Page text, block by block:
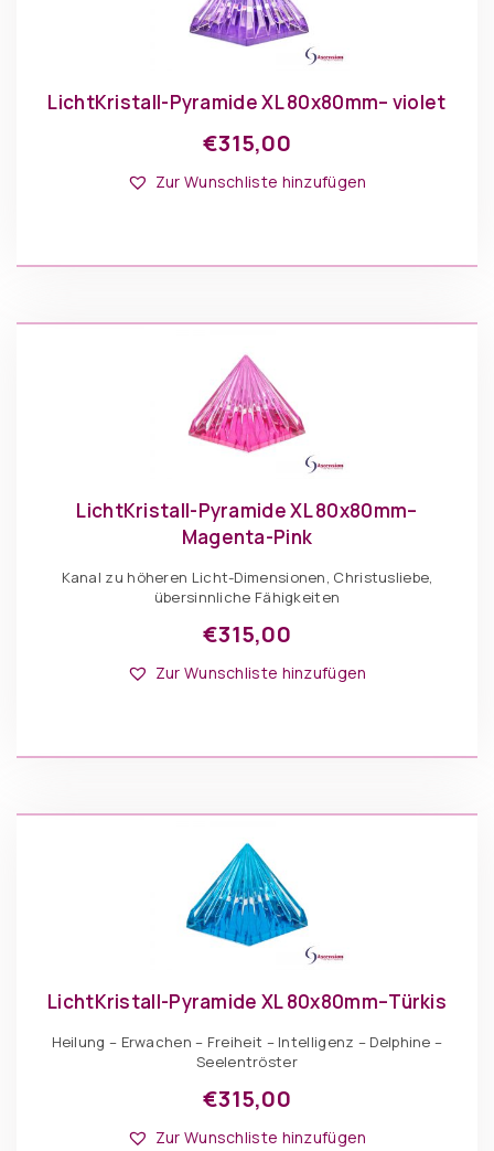
LichtKristall-Pyramide XL 80x80mm– violet
€315,00
Zur Wunschliste hinzufügen
LichtKristall-Pyramide XL 80x80mm–
Magenta-Pink
Kanal zu höheren Licht-Dimensionen, Christusliebe,
übersinnliche Fähigkeiten
€315,00
Zur Wunschliste hinzufügen
LichtKristall-Pyramide XL 80x80mm–Türkis
Heilung – Erwachen – Freiheit – Intelligenz – Delphine –
Seelentröster
€315,00
Zur Wunschliste hinzufügen